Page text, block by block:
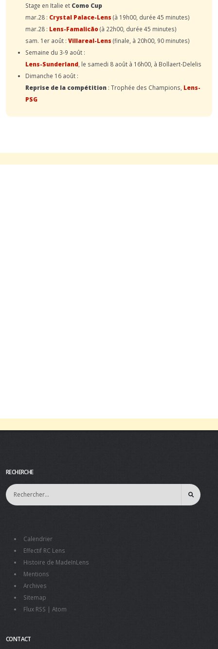
Stage en Italie et Como Cup
mar.28 : Crystal Palace-Lens (à 19h00, durée 45 minutes)
mar.28 : Lens-Famalicão(à 22h00, durée 45 minutes)
sam. 1er août : Villareal-Lens (finale, à 20h00, 90 minutes)
Semaine du 3-9 août :
Lens-Sunderland , le samedi 8 août à 16h00, à Bollaert-Delelis
Dimanche 16 août :
Reprise de la compétition : Trophée des Champions, Lens-
PSG
RECHERCHE
Calendrier
Effectif RC Lens
Histoire de MadeInLens
Mentions
Archives
Sitemap
Flux RSS | Atom
CONTACT